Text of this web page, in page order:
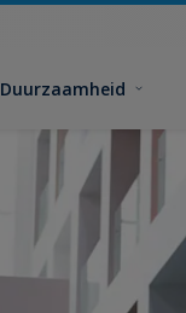
Duurzaamheid